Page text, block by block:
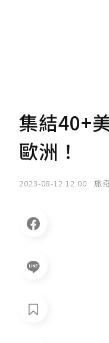
集結40+
歐洲！
2023-08-12 12:00 旅